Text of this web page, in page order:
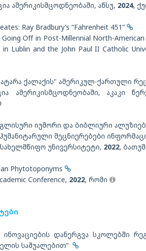
ამერიკისმცოდნეობაში, აწსუ, 2024,
Ray Bradbury’s “Fahrenheit 451”
Off in Post-Millennial North-
in Lublin and the John Paul II Catholic
ქალაქის" ამერიკულ-ქართული
ამერიკისმცოდნეობაში, აკაკი
იუმორი და ბიბლიური
მეცნიერებები
უნივერსიტეტი, 2022,
Phytotoponyms
Conference, 2022, რომი
დანერგვა სკოლებში
საშუალებით”